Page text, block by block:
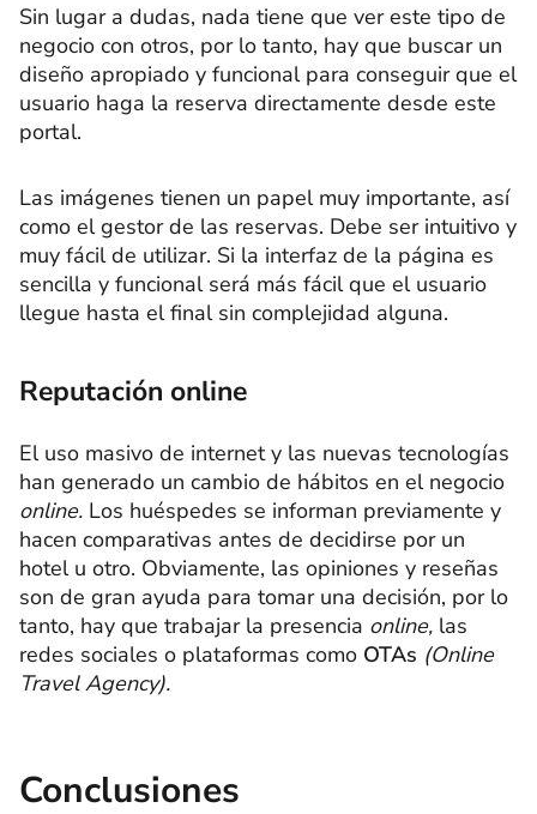
Sin lugar a dudas, nada tiene que ver este tipo de
negocio con otros, por lo tanto, hay que buscar un
diseño apropiado y funcional para conseguir que el
usuario haga la reserva directamente desde este
portal.
Las imágenes tienen un papel muy importante, así
como el gestor de las reservas. Debe ser intuitivo y
muy fácil de utilizar. Si la interfaz de la página es
sencilla y funcional será más fácil que el usuario
llegue hasta el final sin complejidad alguna.
Reputación online
El uso masivo de internet y las nuevas tecnologías
han generado un cambio de hábitos en el negocio
online. Los huéspedes se informan previamente y
hacen comparativas antes de decidirse por un
hotel u otro. Obviamente, las opiniones y reseñas
son de gran ayuda para tomar una decisión, por lo
tanto, hay que trabajar la presencia online, las
redes sociales o plataformas como OTAs (Online
Travel Agency).
Conclusiones